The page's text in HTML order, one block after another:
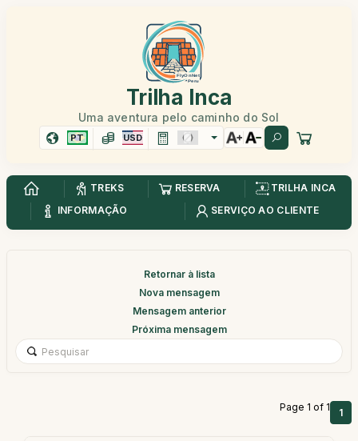
Trilha Inca
Uma aventura pelo caminho do Sol
PT USD
TREKS RESERVA
TRILHA INCA
INFORMAÇÃO
SERVIÇO AO CLIENTE
Retornar à lista
Nova mensagem
Mensagem anterior
Próxima mensagem
Page 1 of 1 1